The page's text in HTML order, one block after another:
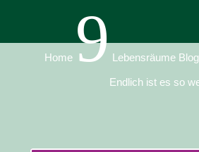
Home 9 Lebensräume
Endlich ist es so